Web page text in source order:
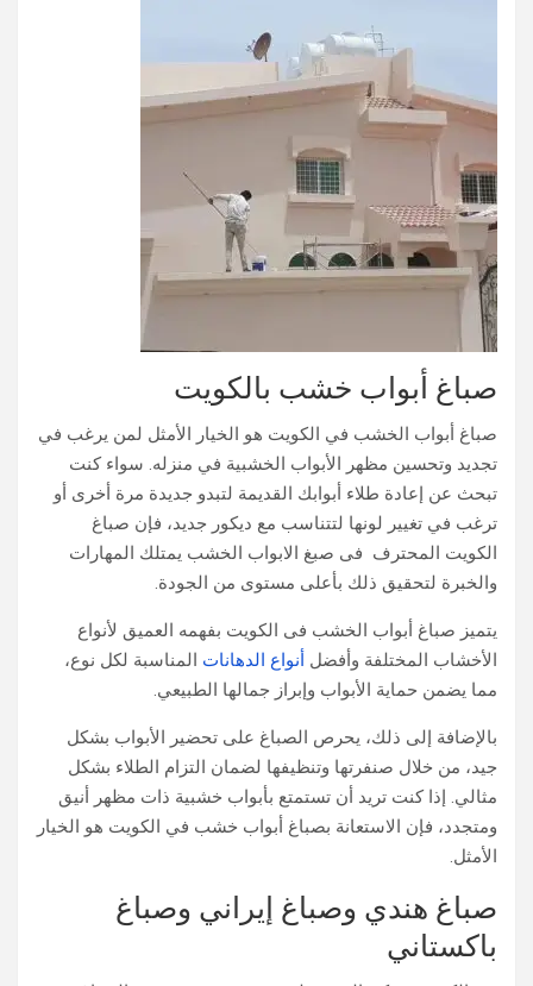
صباغ أبواب خشب بالكويت
صباغ أبواب الخشب في الكويت هو الخيار الأمثل لمن يرغب في
تجديد وتحسين مظهر الأبواب الخشبية في منزله. سواء كنت
تبحث عن إعادة طلاء أبوابك القديمة لتبدو جديدة مرة أخرى أو
ترغب في تغيير لونها لتتناسب مع ديكور جديد، فإن صباغ
الكويت المحترف فى صبغ الابواب الخشب يمتلك المهارات
والخبرة لتحقيق ذلك بأعلى مستوى من الجودة.
يتميز صباغ أبواب الخشب فى الكويت بفهمه العميق لأنواع
الأخشاب المختلفة وأفضل أنواع الدهانات المناسبة لكل نوع،
مما يضمن حماية الأبواب وإبراز جمالها الطبيعي.
بالإضافة إلى ذلك، يحرص الصباغ على تحضير الأبواب بشكل
جيد، من خلال صنفرتها وتنظيفها لضمان التزام الطلاء بشكل
مثالي. إذا كنت تريد أن تستمتع بأبواب خشبية ذات مظهر أنيق
ومتجدد، فإن الاستعانة بصباغ أبواب خشب في الكويت هو الخيار
الأمثل.
صباغ هندي وصباغ إيراني وصباغ
باكستاني